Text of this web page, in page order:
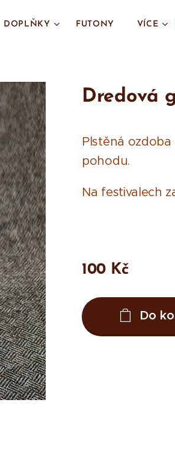
DOPLŇKY FUTONY VÍCE
Dredová
Plstěná
pohodu.
Na festivalech
100 Kč
Do